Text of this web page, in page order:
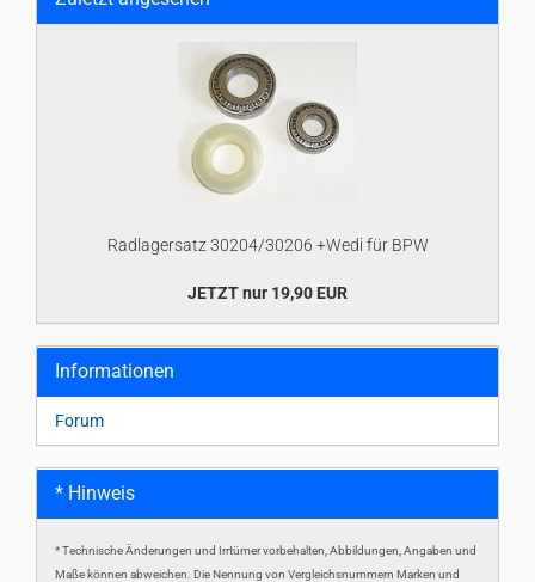
Radlagersatz 30204/30206 +Wedi für BPW
JETZT nur 19,90 EUR
Informationen
Forum
* Hinweis
* Technische Änderungen und Irrtümer vorbehalten, Abbildungen, Angaben und
Maße können abweichen. Die Nennung von Vergleichsnummern Marken und